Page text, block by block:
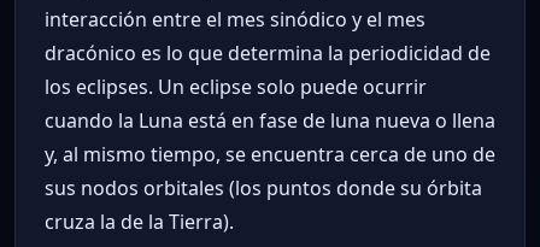
interacción entre el mes sinódico y el mes
dracónico es lo que determina la periodicidad de
los eclipses. Un eclipse solo puede ocurrir
cuando la Luna está en fase de luna nueva o llena
y, al mismo tiempo, se encuentra cerca de uno de
sus nodos orbitales (los puntos donde su órbita
cruza la de la Tierra).